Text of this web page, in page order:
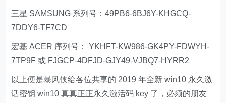
三星 SAMSUNG 系列号：49PB6-6BJ6Y-KHGCQ-
7DDY6-TF7CD
宏基 ACER 序列号： YKHFT-KW986-GK4PY-FDWYH-
7TP9F 或 FJGCP-4DFJD-GJY49-VJBQ7-HYRR2
以上便是暴风侠给各位共享的 2019 年全新 win10 永久激
话密钥 win10 真真正正永久激活码 key 了，必须的朋友